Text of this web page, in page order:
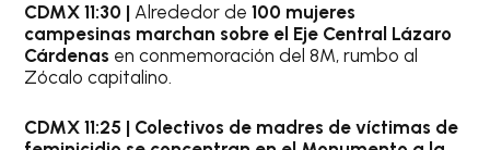
CDMX 11:30 | Alrededor de100 mujeres
campesinas marchan sobre el Eje Central Lázaro
Cárdenas en conmemoración del 8M, rumbo al
Zócalo capitalino.
CDMX 11:25 | Colectivos de madres de víctimas de